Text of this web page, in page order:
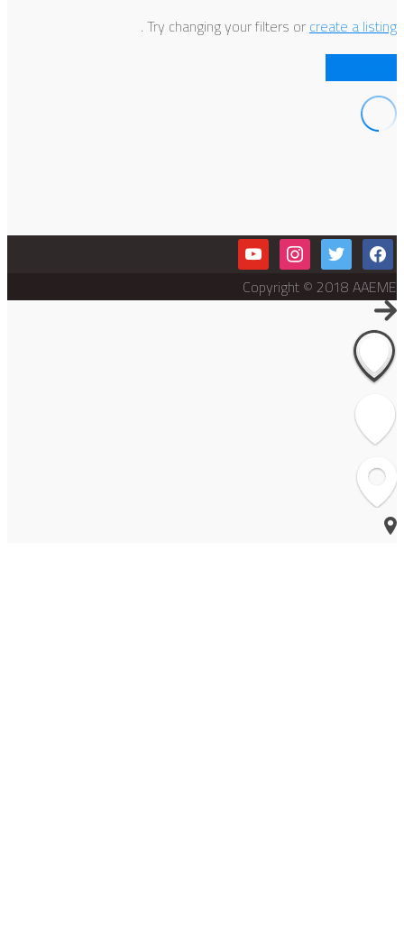
Try changing your filters orcreate a listing
.
facebook
twitter
instagram
youtube
Copyright © 2018 AAEME